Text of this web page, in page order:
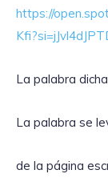
https://
La palabra
La palabra se
de la página